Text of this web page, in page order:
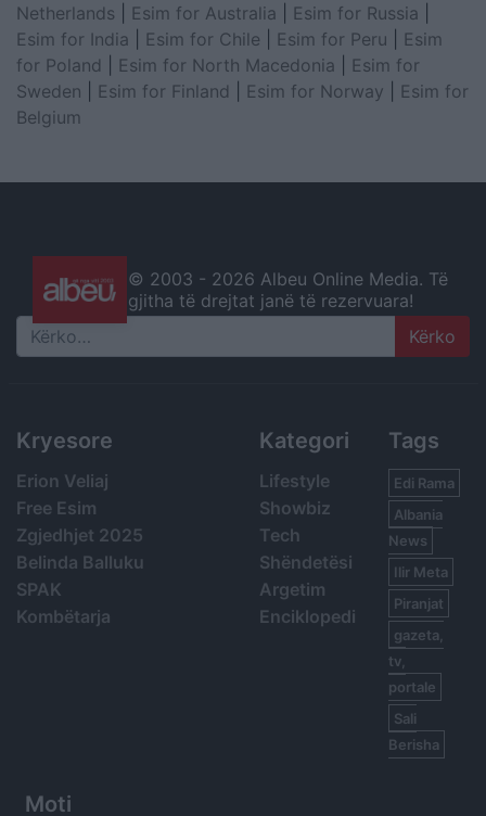
Netherlands
Esim for Australia Esim for Russia
Esim for India
Esim for Chile Esim for Peru
Esim
for Poland
Esim for North Macedonia
Esim for
Sweden
Esim for Finland Esim for Norway
Esim for
Belgium
© 2003 - 2026 Albeu Online Media. Të
gjitha të drejtat janë të rezervuara!
Search
Kryesore
Erion Veliaj
Free Esim
Zgjedhjet 2025
Belinda Balluku
SPAK
Kombëtarja
Kategori
Lifestyle
Showbiz
Tech
Shëndetësi
Argetim
Enciklopedi
Tags
Edi Rama
Albania
News
Ilir Meta
Piranjat
gazeta,
tv,
portale
Sali
Berisha
Moti